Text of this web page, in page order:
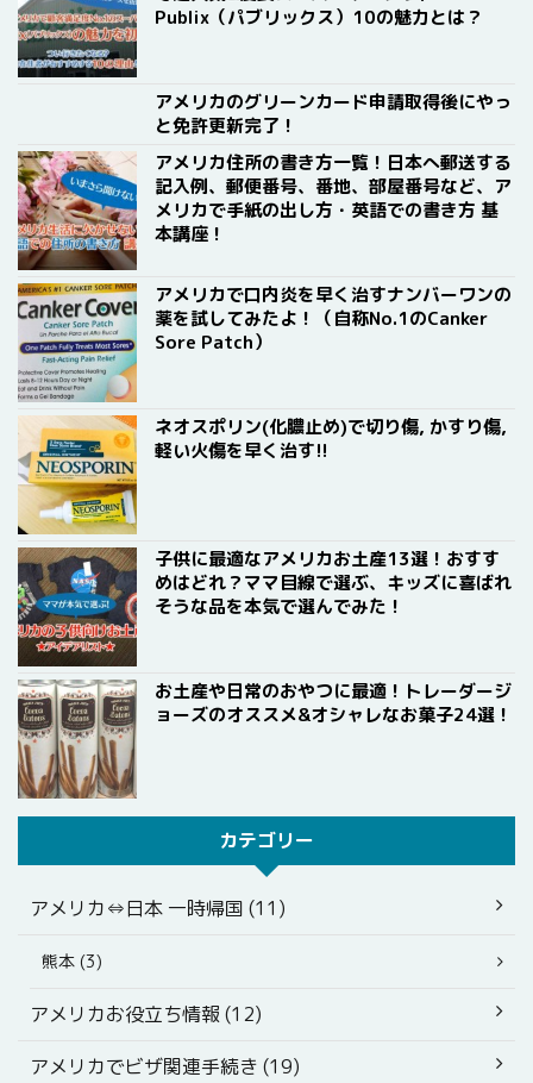
Publix（パブリックス）10の魅力とは？
アメリカのグリーンカード申請取得後にやっ
と免許更新完了！
アメリカ住所の書き方一覧！日本へ郵送する
記入例、郵便番号、番地、部屋番号など、ア
メリカで手紙の出し方・英語での書き方 基
本講座！
アメリカで口内炎を早く治すナンバーワンの
薬を試してみたよ！（自称No.1のCanker
Sore Patch）
ネオスポリン(化膿止め)で切り傷, かすり傷,
軽い火傷を早く治す!!
子供に最適なアメリカお土産13選！おすす
めはどれ？ママ目線で選ぶ、キッズに喜ばれ
そうな品を本気で選んでみた！
お土産や日常のおやつに最適！トレーダージ
ョーズのオススメ&オシャレなお菓子24選！
カテゴリー
アメリカ⇔日本 一時帰国 (11)
熊本 (3)
アメリカお役立ち情報 (12)
アメリカでビザ関連手続き (19)